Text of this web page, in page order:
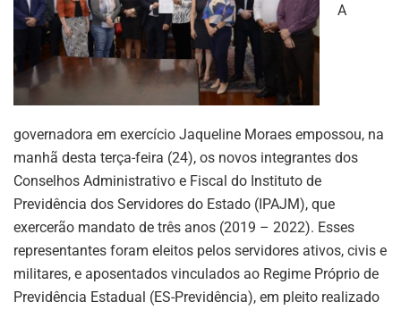
A
governadora em exercício Jaqueline Moraes empossou, na
manhã desta terça-feira (24), os novos integrantes dos
Conselhos Administrativo e Fiscal do Instituto de
Previdência dos Servidores do Estado (IPAJM), que
exercerão mandato de três anos (2019 – 2022). Esses
representantes foram eleitos pelos servidores ativos, civis e
militares, e aposentados vinculados ao Regime Próprio de
Previdência Estadual (ES-Previdência), em pleito realizado